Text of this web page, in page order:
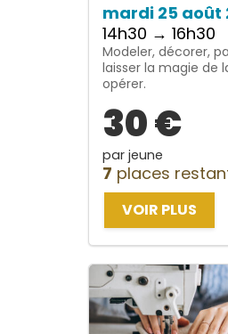
mardi 25 août
14h30 → 16h30
Modeler, décorer,
laisser la magie de
opérer.
30 €
par jeune
7 places
VOIR PLUS